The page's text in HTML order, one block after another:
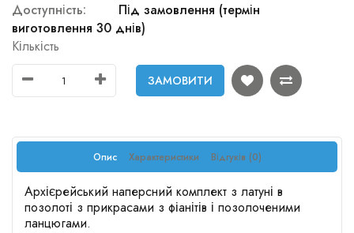
Доступність:
Під замовлення (термін
виготовлення 30 днів)
Кількість
ЗАМОВИТИ
Опис Характеристики Відгуків (0)
Архієрейський наперсний комплект з латуні в
позолоті з прикрасами з фіанітів і позолоченими
ланцюгами.